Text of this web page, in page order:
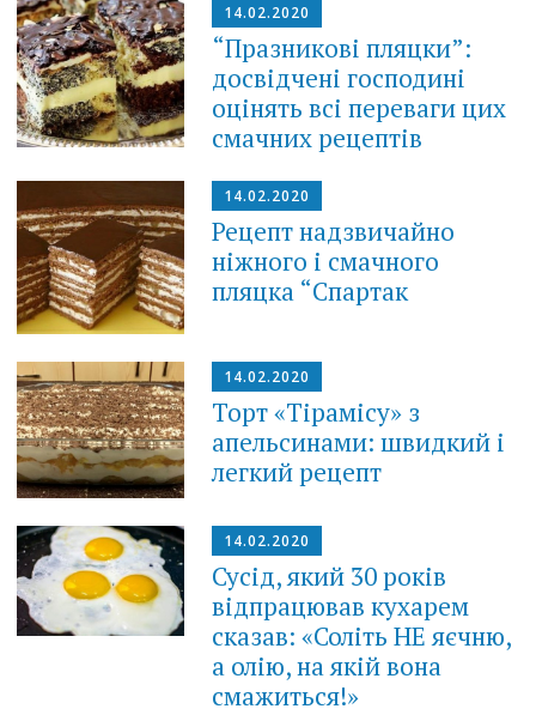
14.02.2020
“Празникові пляцки”:
досвідчені господині
оцінять всі переваги цих
смачних рецептів
14.02.2020
Рецепт надзвичайно
ніжного і смачного
пляцка “Спартак
14.02.2020
Торт «Тірамісу» з
апельсинами: швидкий і
легкий рецепт
14.02.2020
Сусід, який 30 років
відпрацював кухарем
сказав: «Соліть НЕ яєчню,
а олію, на якій вона
смажиться!»